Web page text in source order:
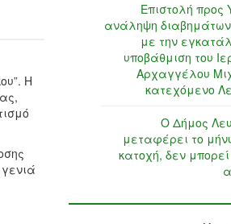
Η
Επιστολή προς
ανάληψη διαβημάτων
με την
υποβάθμιση του
Αρχαγγέλου
κατεχόμενο
Ο Δήμος
μεταφέρει το
κατοχή, δεν μπορεί